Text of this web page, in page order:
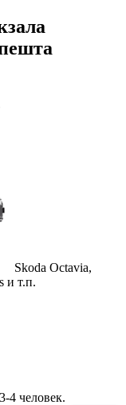
Skoda Octavia,
и т.п.
4 человек.